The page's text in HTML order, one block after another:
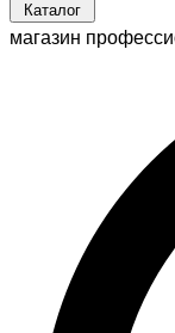
Каталог
магазин